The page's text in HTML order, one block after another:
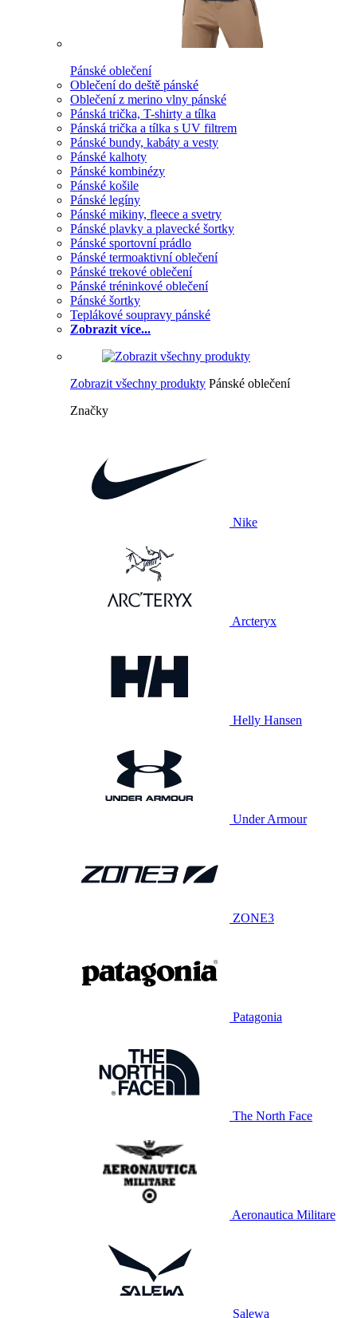
Pánské oblečení
Oblečení do deště pánské
Oblečení z merino vlny pánské
Pánská trička, T-shirty a tílka
Pánská trička a tílka s UV filtrem
Pánské bundy, kabáty a vesty
Pánské kalhoty
Pánské kombinézy
Pánské košile
Pánské legíny
Pánské mikiny, fleece a svetry
Pánské plavky a plavecké šortky
Pánské sportovní prádlo
Pánské termoaktivní oblečení
Pánské trekové oblečení
Pánské tréninkové oblečení
Pánské šortky
Teplákové soupravy pánské
Zobrazit více...
Zobrazit všechny produkty Pánské oblečení
Značky
Nike
Arcteryx
Helly Hansen
Under Armour
ZONE3
Patagonia
The North Face
Aeronautica Militare
Salewa